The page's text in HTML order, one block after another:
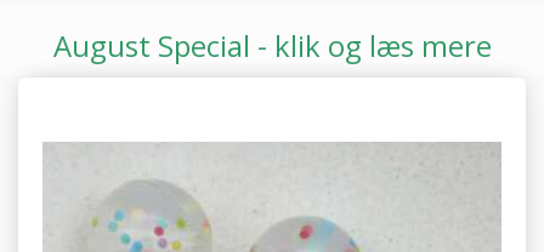
August Special - klik og læs mere